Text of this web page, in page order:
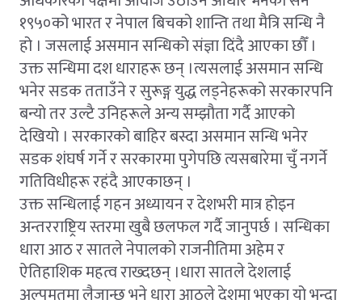
१९५०को भारत र नेपाल बिचको शान्ति तथा मैत्रि सन्धि नै
हो । जसलाई असमान सन्धिको संज्ञा दिंदै आएका छौँ ।
उक्त सन्धिमा दश धाराहरू छन् ।त्यसलाई असमान सन्धि
भनेर सडक तताउँने र सुरूङ्ग युद्ध लड्नेहरूको सरकारपनि
बन्यो तर उल्टै उनिहरूले अन्य सम्झौता गर्दै आएको
देखियो । सरकारको बाहिर बस्दा असमान सन्धि भनेर
सडक शंघर्ष गर्ने र सरकारमा पुगेपछि त्यसबारेमा चुँ नगर्ने
गतिविधीहरू रहंदै आएकाछन् ।
उक्त सन्धिलाई गहन अध्यायन र देशभरी मात्र होइन
अन्तरराष्ट्रिय स्तरमा खुबै छलफल गर्दै जानुपर्छ । सन्धिका
धारा आठ र सातले नेपालको राजनीतिमा अहेम र
ऐतिहाशिक महत्व राख्दछन् ।धारा सातले देशलाई